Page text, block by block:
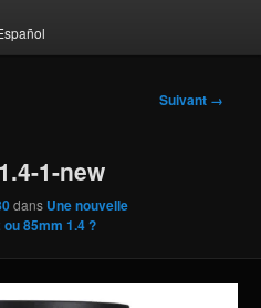
Suivant →
1-new
dans Une nouvelle
85mm 1.4 ?